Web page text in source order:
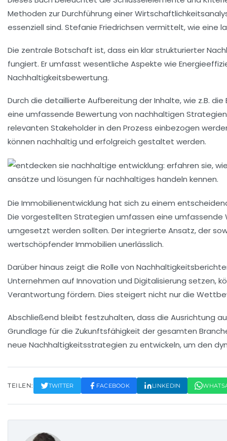
Methoden zur Durchführung einer
essenziell sind. Stefanie Friedrichsen vermittelt, wie eine
Die zentrale Botschaft ist, dass ein klar strukturierter
fungiert. Er umfasst wesentliche Aspekte wie
Nachhaltigkeitsbewertung.
Durch die detaillierte Aufbereitung der Inhalte, wie z.B.
eine umfassende Bewertung von nachhaltigen Strategien
relevanten Stakeholder in den Prozess einbezogen
können nachhaltig und erfolgreich gestaltet werden.
Die Immobilienentwicklung hat sich zu einem
Die vorgestellten Strategien umfassen eine umfassende
umgesetzt werden sollten. Der integrierte Ansatz, der
wertschöpfender Immobilien unerlässlich.
Darüber hinaus zeigt die Rolle von
Unternehmen auf Innovation und Digitalisierung setzen,
Verantwortung fördern. Dies steigert nicht nur die
Abschließend bleibt festzuhalten, dass die Ausrichtung
Grundlage für die Zukunftsfähigkeit der gesamten
neue Nachhaltigkeitsstrategien zu entwickeln, um den
TEILEN: TWITTER FACEBOOK LINKEDIN